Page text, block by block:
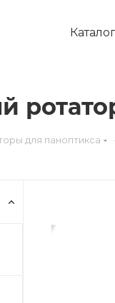
Каталог
для паноптикса